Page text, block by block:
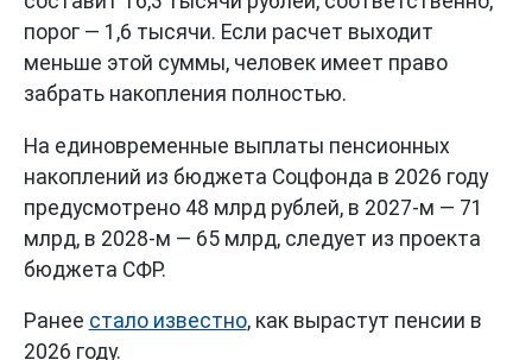
порог — 1,6 тысячи. Если расчет выходит
меньше этой суммы, человек имеет право
забрать накопления полностью.
На единовременные выплаты пенсионных
накоплений из бюджета Соцфонда в 2026 году
предусмотрено 48 млрд рублей, в 2027-м — 71
млрд, в 2028-м — 65 млрд, следует из проекта
бюджета СФР.
Ранее стало известно, как вырастут пенсии в
2026 году.